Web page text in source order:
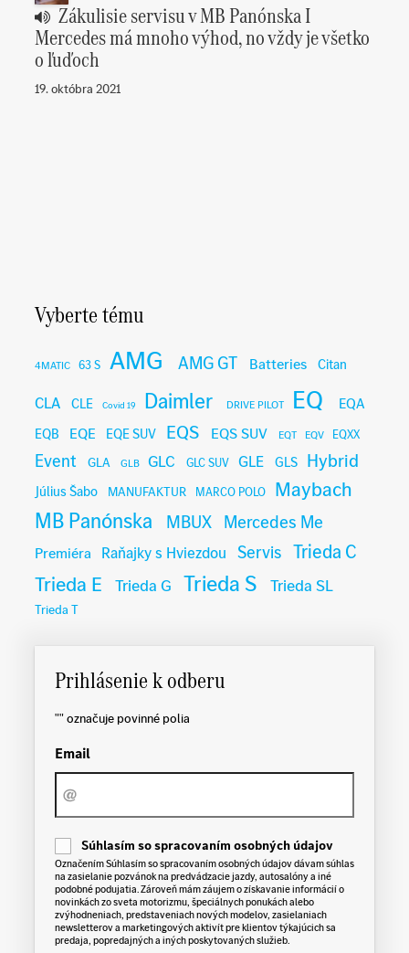
Zákulisie servisu v MB Panónska I
Mercedes má mnoho výhod, no vždy je všetko
o ľuďoch
19. októbra 2021
Vyberte tému
4MATIC 63 S AMG AMG GT Batteries Citan
CLA CLE Covid 19 Daimler DRIVE PILOT EQ EQA
EQB EQE EQE SUV EQS EQS SUV EQT EQV EQXX
Event GLA GLB GLC GLC SUV GLE GLS Hybrid
Július Šabo MANUFAKTUR MARCO POLO Maybach
MB Panónska MBUX Mercedes Me
Premiéra Raňajky s Hviezdou Servis Trieda C
Trieda E Trieda G Trieda S Trieda SL
Trieda T
Prihlásenie k odberu
"" označuje povinné polia
Email
C
o
n
s
e
n
t
Súhlasím so spracovaním osobných údajov
Označením Súhlasím so spracovaním osobných údajov dávam súhlas
na zasielanie pozvánok na predvádzacie jazdy, autosalóny a iné
podobné podujatia. Zároveň mám záujem o získavanie informácií o
novinkách zo sveta motorizmu, špeciálnych ponukách alebo
zvýhodneniach, predstaveniach nových modelov, zasielaniach
newsletterov a marketingových aktivít pre klientov týkajúcich sa
predaja, popredajných a iných poskytovaných služieb.